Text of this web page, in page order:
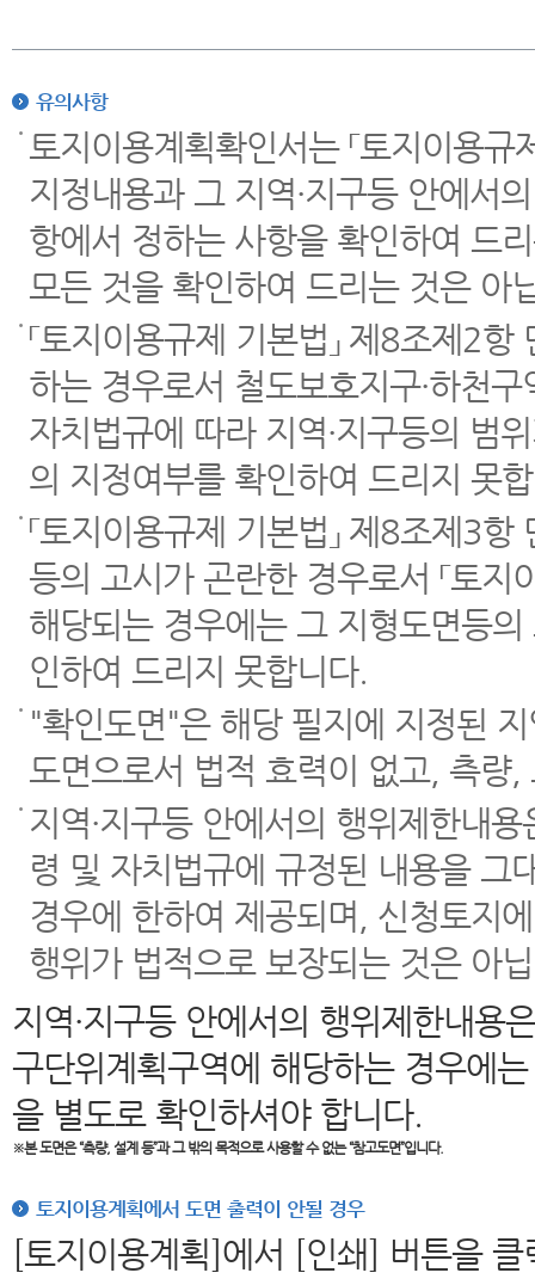
유의사항
토지이용계획확인서는 「토지이용
지정내용과 그 지역·지구등 안에서
항에서 정하는 사항을 확인하여 드
모든 것을 확인하여 드리는 것은 아
「토지이용규제 기본법」 제8조제2
하는 경우로서 철도보호지구·하천
자치법규에 따라 지역·지구등의 범
의 지정여부를 확인하여 드리지 못
「토지이용규제 기본법」 제8조제3
등의 고시가 곤란한 경우로서 「토
해당되는 경우에는 그 지형도면등
인하여 드리지 못합니다.
"확인도면"은 해당 필지에 지정된
도면으로서 법적 효력이 없고, 측량
지역·지구등 안에서의 행위제한내
령 및 자치법규에 규정된 내용을 그
경우에 한하여 제공되며, 신청토지
행위가 법적으로 보장되는 것은 아
지역·지구등 안에서의 행위제한내용
구단위계획구역에 해당하는 경우에
을 별도로 확인하셔야 합니다.
※본 도면은“측량, 설계 등”과 그 밖의 목적으로 사용할 수 없는 “참고도면”입니다.
토지이용계획에서 도면 출력이 안될 경우
[토지이용계획]에서 [인쇄] 버튼을